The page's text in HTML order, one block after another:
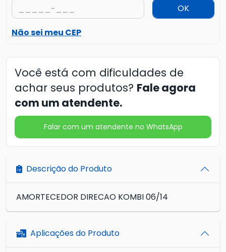
OK
Não sei meu CEP
Você está com dificuldades de
achar seus produtos? Fale agora
com um atendente.
Falar com um atendente no WhatsApp
Descrição do Produto
AMORTECEDOR DIRECAO KOMBI 06/14
Aplicações do Produto